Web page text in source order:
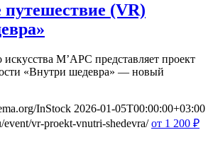
путешествие (VR)
М’АРС представляет проект
«Внутри шедевра» — новый
InStock 2026-01-05T00:00:00+03:00
event/vr-proekt-vnutri-shedevra/ от 1 200 ₽